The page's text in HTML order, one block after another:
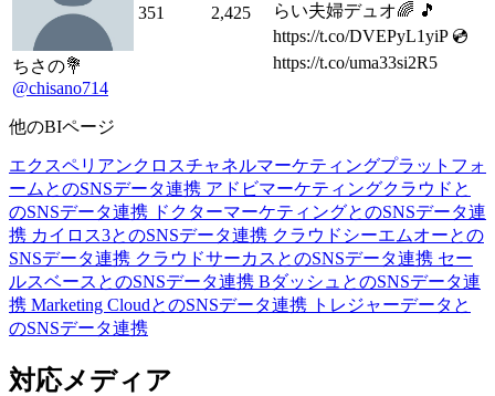
ちさの💐
@chisano714
351 2,425
らい夫婦デュオ🌈 🎵
https://t.co/DVEPyL1yiP 💿
https://t.co/uma33si2R5
他のBIページ
エクスペリアンクロスチャネルマーケティングプラットフォ
ームとのSNSデータ連携 アドビマーケティングクラウドと
のSNSデータ連携 ドクターマーケティングとのSNSデータ連
携 カイロス3とのSNSデータ連携 クラウドシーエムオーとの
SNSデータ連携 クラウドサーカスとのSNSデータ連携 セー
ルスベースとのSNSデータ連携 BダッシュとのSNSデータ連
携 Marketing CloudとのSNSデータ連携 トレジャーデータと
のSNSデータ連携
対応メディア